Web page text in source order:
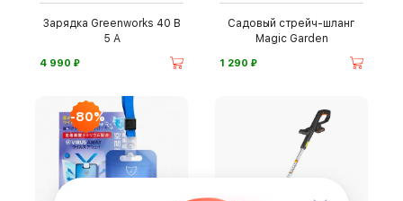
Зарядка Greenworks 40 В
5 А
4 990 ⃏
Садовый стрейч-шланг
Magic Garden
1 290 ⃏
-80%